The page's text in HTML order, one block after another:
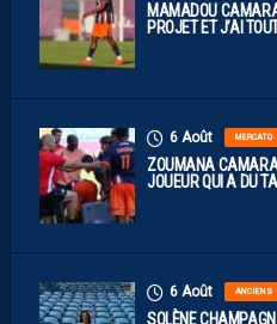
MAMADOU
PROJET ET J’AI
6 Août MERCATO
ZOUMANA
JOUEUR QUI A DU
6 Août ANCIENS
SOLÈNE